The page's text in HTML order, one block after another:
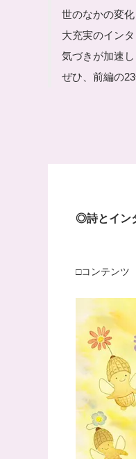
世のなかの変
大充実のイン
気づきが加速し
ぜひ、前編の
◎詩とイン
□コンテンツ